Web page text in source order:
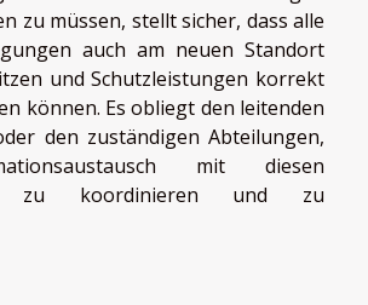
zu müssen, stellt sicher, dass alle
auch am neuen Standort
und Schutzleistungen korrekt
können. Es obliegt den leitenden
den zuständigen Abteilungen,
mit diesen
zu koordinieren und zu